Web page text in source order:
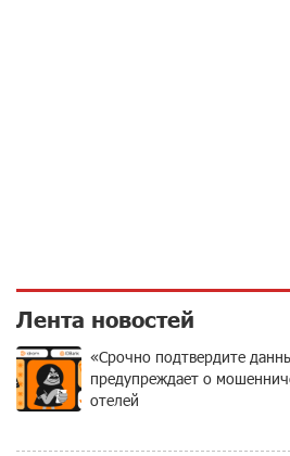
Лента новостей
«Срочно подтвердите
предупреждает о
отелей